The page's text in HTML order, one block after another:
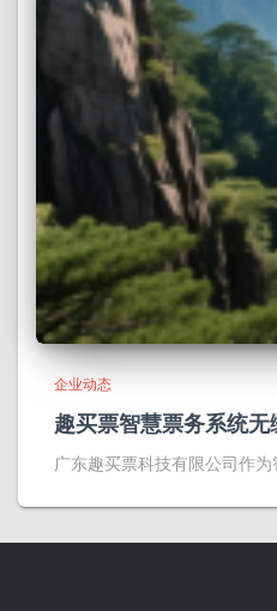
企业动态
趣买票智慧票务系统
广东趣买票科技有限公司作